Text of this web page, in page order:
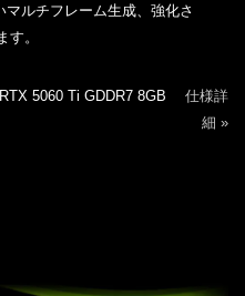
ルチフレーム生成、強化さ
。
5060 Ti GDDR7 8GB 仕様詳
細 »